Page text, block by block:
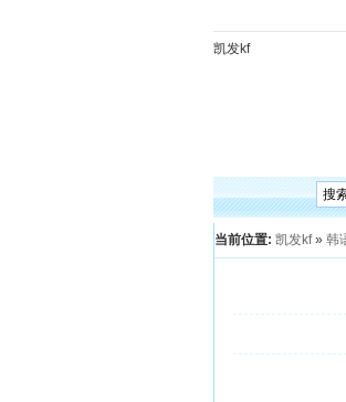
凯发kf
当前位置: 凯发kf» 韩